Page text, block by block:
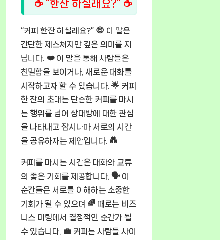
☕ “한잔 하실래요?” ☕
“커피 한잔 하실래요?” 😊 이 말은
간단한 제스처지만 깊은 의미를 지
닙니다. ❤️ 이 말을 통해 사람들은
친밀함을 보이거나, 새로운 대화를
시작하고자 할 수 있습니다. 🌟 커피
한 잔의 초대는 단순한 커피를 마시
는 행위를 넘어 상대방에 대한 관심
을 나타내고 잠시나마 서로의 시간
을 공유하자는 제안입니다. 💑
커피를 마시는 시간은 대화와 교류
의 좋은 기회를 제공합니다. 🗣️ 이
순간들은 서로를 이해하는 소중한
기회가 될 수 있으며 🌈 때로는 비즈
니스 미팅에서 결정적인 순간가 될
수 있습니다. 💼 커피는 사람들 사이